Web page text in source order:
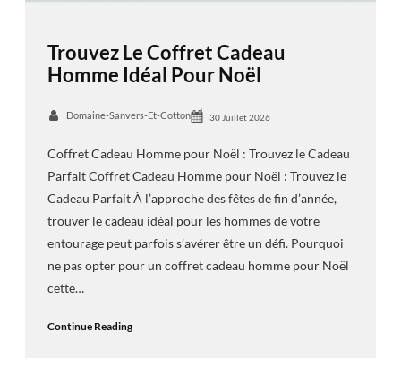
Trouvez Le Coffret Cadeau
Homme Idéal Pour Noël
Domaine-Sanvers-Et-Cotton 30 Juillet 2026
Coffret Cadeau Homme pour Noël : Trouvez le Cadeau
Parfait Coffret Cadeau Homme pour Noël : Trouvez le
Cadeau Parfait À l’approche des fêtes de fin d’année,
trouver le cadeau idéal pour les hommes de votre
entourage peut parfois s’avérer être un défi. Pourquoi
ne pas opter pour un coffret cadeau homme pour Noël
cette…
Continue Reading